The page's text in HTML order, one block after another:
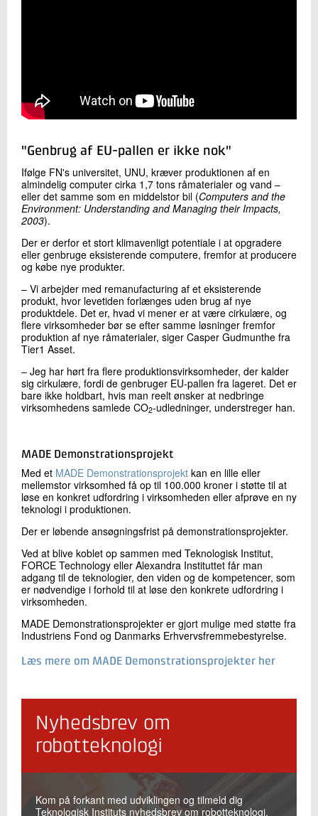
"Genbrug af EU-pallen er ikke nok"
Ifølge FN's universitet, UNU, kræver produktionen af en
almindelig computer cirka 1,7 tons råmaterialer og vand –
eller det samme som en middelstor bil (Computers and the
Environment: Understanding and Managing their Impacts,
2003).
Der er derfor et stort klimavenligt potentiale i at opgradere
eller genbruge eksisterende computere, fremfor at producere
og købe nye produkter.
– Vi arbejder med remanufacturing af et eksisterende
produkt, hvor levetiden forlænges uden brug af nye
produktdele. Det er, hvad vi mener er at være cirkulære, og
flere virksomheder bør se efter samme løsninger fremfor
produktion af nye råmaterialer, siger Casper Gudmunthe fra
Tier1 Asset.
– Jeg har hørt fra flere produktionsvirksomheder, der kalder
sig cirkulære, fordi de genbruger EU-pallen fra lageret. Det er
bare ikke holdbart, hvis man reelt ønsker at nedbringe
virksomhedens samlede CO2-udledninger, understreger han.
MADE Demonstrationsprojekt
Med et MADE Demonstrationsprojekt kan en lille eller
mellemstor virksomhed få op til 100.000 kroner i støtte til at
løse en konkret udfordring i virksomheden eller afprøve en ny
teknologi i produktionen.
Der er løbende ansøgningsfrist på demonstrationsprojekter.
Ved at blive koblet op sammen med Teknologisk Institut,
FORCE Technology eller Alexandra Instituttet får man
adgang til de teknologier, den viden og de kompetencer, som
er nødvendige i forhold til at løse den konkrete udfordring i
virksomheden.
MADE Demonstrationsprojekter er gjort mulige med støtte fra
Industriens Fond og Danmarks Erhvervsfremmebestyrelse.
Læs mere om MADE Demonstrationsprojekter her
Nyhedsbrev om
robotteknologi
Kom på forkant med udviklingen og tilmeld dig
Teknologisk Instituts nyhedsbrev om robotteknologi,